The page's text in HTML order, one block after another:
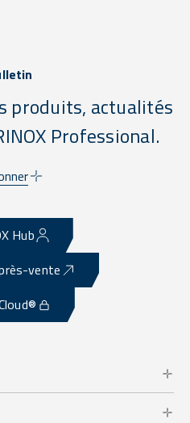
produits, actualités
Professional.
Hub
vente